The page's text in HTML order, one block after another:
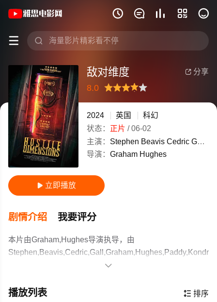
    
 
《敌对维度》(2024)英国英语高清电影
 分享
敌对维度
8.0
很差较差还行推荐力荐
2024 英国
科幻
状态： 正片 /06-02
主演： Stephen Beavis Cedric Gall
导演： Graham Hughes
 立即播放
剧情介绍 我要评分
本片由Graham,Hughes导演执导，由
等主演，故事情节跌岩起伏、扣人心弦，领广大科幻片爱
事件。随着调查的深入，这两位制作人遭遇到了一扇诡异

 排序
播放列表